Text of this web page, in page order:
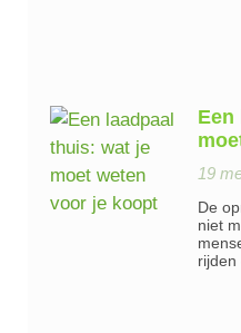
Een
19
De
niet
rijden